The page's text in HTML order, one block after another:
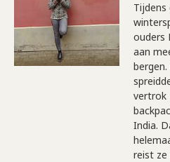
Tijdens
ouders
aan
vertrok
India.
reist ze